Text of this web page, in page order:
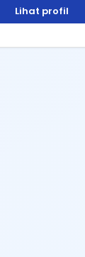
Lihat profil